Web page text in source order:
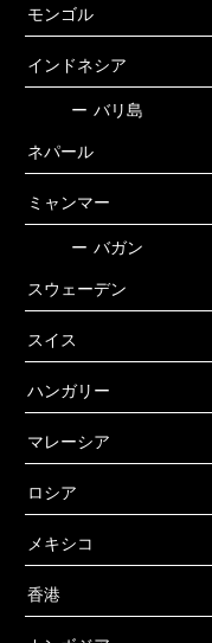
モンゴル
インドネシア
ー バリ島
ネパール
ミャンマー
ー バガン
スウェーデン
スイス
ハンガリー
マレーシア
ロシア
メキシコ
香港